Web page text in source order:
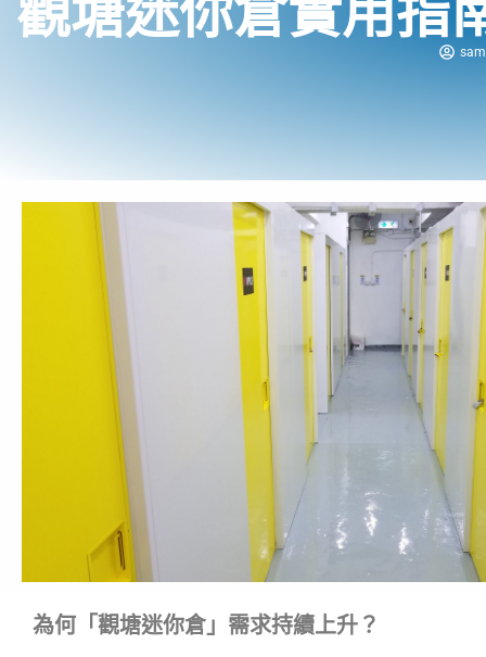
觀塘迷你倉實用指
為何「觀塘迷你倉」需求持續上升？